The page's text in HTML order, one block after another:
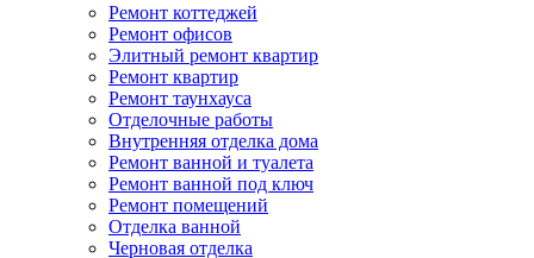
Ремонт коттеджей
Ремонт офисов
Элитный ремонт квартир
Ремонт квартир
Ремонт таунхауса
Отделочные работы
Внутренняя отделка дома
Ремонт ванной и туалета
Ремонт ванной под ключ
Ремонт помещений
Отделка ванной
Черновая отделка